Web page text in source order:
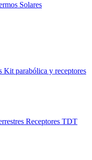
Solares
Kit parabólica y receptores
Receptores TDT